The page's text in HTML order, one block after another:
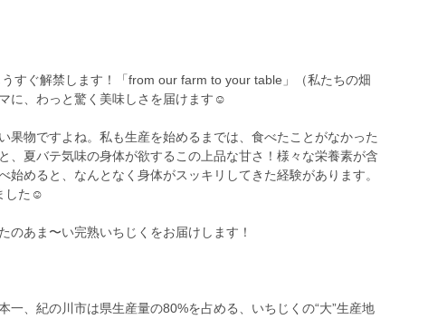
すぐ解禁します！「from our farm to your table」（私たちの畑
に、わっと驚く美味しさを届けます☺︎
果物ですよね。私も生産を始めるまでは、食べたことがなかった
、夏バテ気味の身体が欲するこの上品な甘さ！様々な栄養素が含
始めると、なんとなく身体がスッキリしてきた経験があります。
した☺︎
のあま〜い完熟いちじくをお届けします！
一、紀の川市は県生産量の80%を占める、いちじくの“大”生産地